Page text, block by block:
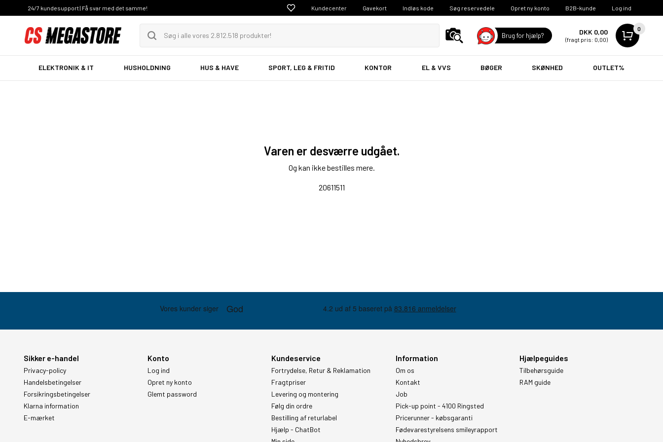
24/7 kundesupport | Få svar med det samme! Kundecenter Gavekort Indløs kode Søg reservedele Opret ny konto B2B-kunde Log ind
Brug for hjælp? DKK 0,00
(fragt pris: 0,00)
0
ELEKTRONIK & IT HUSHOLDNING HUS & HAVE SPORT, LEG & FRITID KONTOR EL & VVS BØGER SKØNHED OUTLET%
Varen er desværre udgået.
Og kan ikke bestilles mere.
20611511
Sikker e-handel
Privacy-policy
Handelsbetingelser
Forsikringsbetingelser
Klarna information
E-mærket
Konto
Log ind
Opret ny konto
Glemt password
Kundeservice
Fortrydelse, Retur & Reklamation
Fragtpriser
Levering og montering
Følg din ordre
Bestilling af returlabel
Hjælp - ChatBot
Information
Om os
Kontakt
Job
Pick-up point - 4100 Ringsted
Pricerunner - købsgaranti
Fødevarestyrelsens smileyrapport
Hjælpeguides
Tilbehørsguide
RAM guide